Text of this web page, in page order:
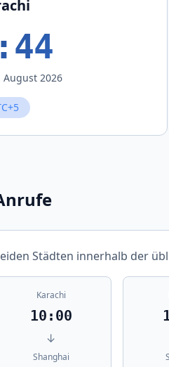
August 2026
Städten innerhalb der
Karachi
10:00
↓
Shanghai